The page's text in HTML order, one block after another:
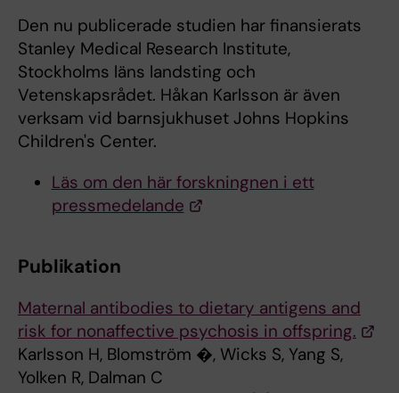
Den nu publicerade studien har finansierats
Stanley Medical Research Institute,
Stockholms läns landsting och
Vetenskapsrådet. Håkan Karlsson är även
verksam vid barnsjukhuset Johns Hopkins
Children's Center.
Läs om den här forskningnen i ett
pressmedelande
Publikation
Maternal antibodies to dietary antigens and
risk for nonaffective psychosis in offspring.
Karlsson H, Blomström �, Wicks S, Yang S,
Yolken R, Dalman C